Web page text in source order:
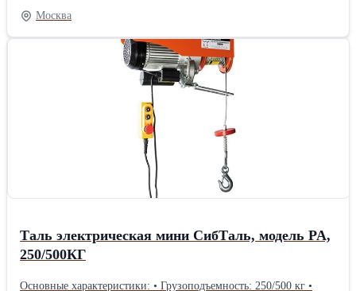
Преимущества: * 100+ напитков (кофе, капучино, латте, горячий
шоколад) * Металлические жернова, 7 ступеней помола * Бойлер
1,5 л, работа от водопровода или емкости * 3 контейнера для
ингредиентов по 1400 г * Бункер для зерна 2000 г * MDB
интерфейс для платежных систем * Кастомизация меню,
загрузка рекламы через USB * Производительность более 200
РФ, предпродажная подготовка.
Москва
Таль электрическая мини СибТаль, модель PA,
250/500КГ
Основные характеристики: • Грузоподъемность: 250/500 кг •